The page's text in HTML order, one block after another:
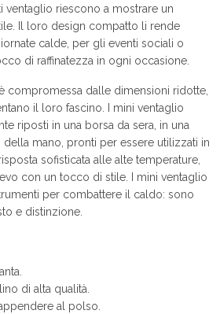
ventaglio riescono a mostrare un
Il loro design compatto li rende
calde, per gli eventi sociali o
di raffinatezza in ogni occasione.
compromessa dalle dimensioni ridotte,
il loro fascino. I mini ventaglio
riposti in una borsa da sera, in una
mano, pronti per essere utilizzati in
sofisticata alle alte temperature,
con un tocco di stile. I mini ventaglio
per combattere il caldo: sono
e distinzione.
di alta qualità.
al polso.